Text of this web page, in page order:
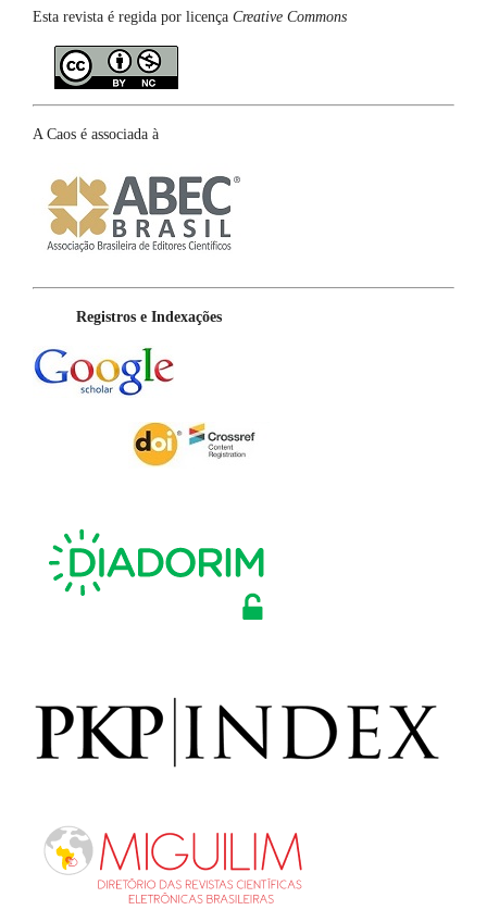
Esta revista é regida por licença Creative Commons
A Caos é associada à
Registros e Indexações